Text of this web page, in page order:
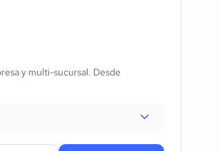
y multi-sucursal. Desde